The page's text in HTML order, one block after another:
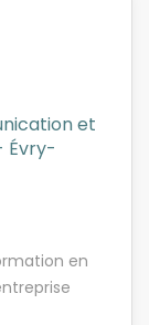
et
Évry-
en